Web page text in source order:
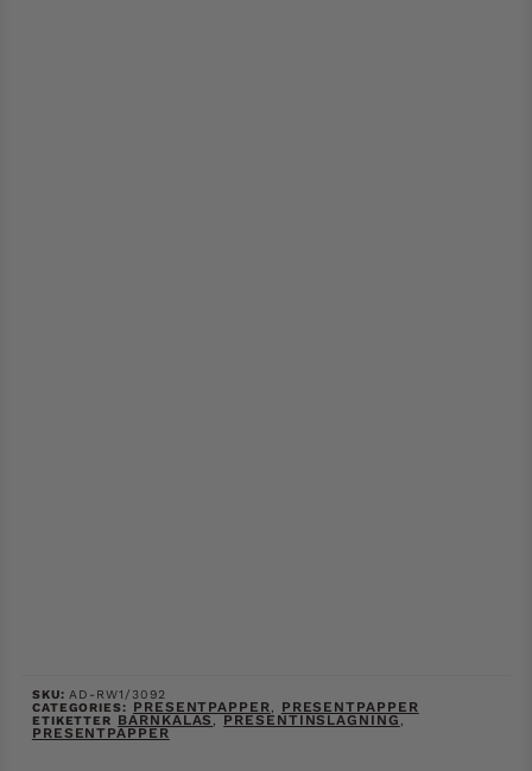
SKU:AD-RW1/3092
CATEGORIES: PRESENTPAPPER, PRESENTPAPPER
ETIKETTER BARNKALAS, PRESENTINSLAGNING,
PRESENTPAPPER